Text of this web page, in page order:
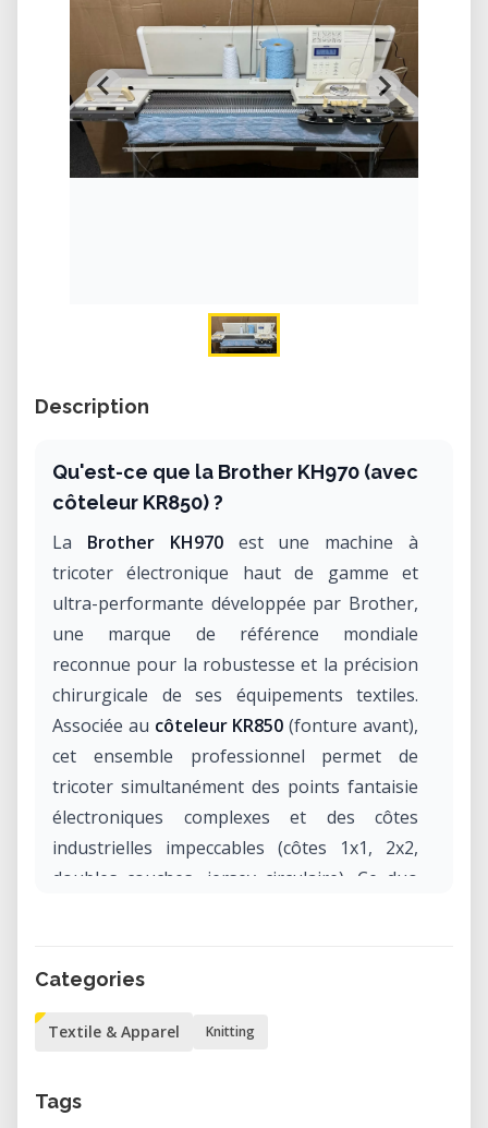
Description
Qu'est-ce que la Brother KH970 (avec
côteleur KR850) ?
La Brother KH970est une machine à
tricoter électronique haut de gamme et
ultra-performante développée par Brother,
une marque de référence mondiale
reconnue pour la robustesse et la précision
chirurgicale de ses équipements textiles.
Associée au côteleur KR850 (fonture avant),
cet ensemble professionnel permet de
tricoter simultanément des points fantaisie
électroniques complexes et des côtes
industrielles impeccables (côtes 1x1, 2x2,
doubles couches, jersey circulaire). Ce duo
impossibles à obtenir à la main, s'imposant
pièces sur mesure de haute qualité.
avec côteleur KR850 dans notre
Categories
Textile & Apparel Knitting
Tags